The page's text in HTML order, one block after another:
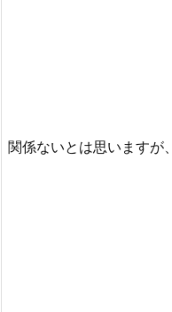
関係ないとは思いますが